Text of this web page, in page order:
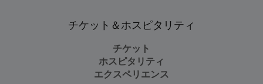
チケット＆ホスピタリティ
チケット
ホスピタリティ
エクスペリエンス